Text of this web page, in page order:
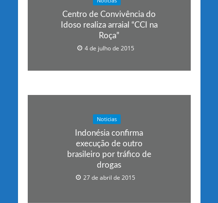
Centro de Convivência do
Idoso realiza arraial “CCI na
Roça”
4 de julho de 2015
Noticias
Indonésia confirma
execução de outro
brasileiro por tráfico de
drogas
27 de abril de 2015